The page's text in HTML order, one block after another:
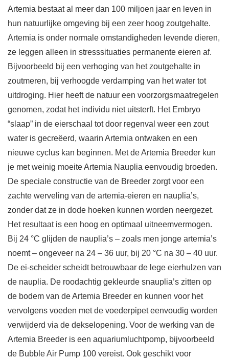
Artemia bestaat al meer dan 100 miljoen jaar en leven in
hun natuurlijke omgeving bij een zeer hoog zoutgehalte.
Artemia is onder normale omstandigheden levende dieren,
ze leggen alleen in stresssituaties permanente eieren af.
Bijvoorbeeld bij een verhoging van het zoutgehalte in
zoutmeren, bij verhoogde verdamping van het water tot
uitdroging. Hier heeft de natuur een voorzorgsmaatregelen
genomen, zodat het individu niet uitsterft. Het Embryo
“slaap” in de eierschaal tot door regenval weer een zout
water is gecreëerd, waarin Artemia ontwaken en een
nieuwe cyclus kan beginnen. Met de Artemia Breeder kun
je met weinig moeite Artemia Nauplia eenvoudig broeden.
De speciale constructie van de Breeder zorgt voor een
zachte werveling van de artemia-eieren en nauplia’s,
zonder dat ze in dode hoeken kunnen worden neergezet.
Het resultaat is een hoog en optimaal uitneemvermogen.
Bij 24 °C glijden de nauplia’s – zoals men jonge artemia’s
noemt – ongeveer na 24 – 36 uur, bij 20 °C na 30 – 40 uur.
De ei-scheider scheidt betrouwbaar de lege eierhulzen van
de nauplia. De roodachtig gekleurde snauplia’s zitten op
de bodem van de Artemia Breeder en kunnen voor het
vervolgens voeden met de voederpipet eenvoudig worden
verwijderd via de dekselopening. Voor de werking van de
Artemia Breeder is een aquariumluchtpomp, bijvoorbeeld
de Bubble Air Pump 100 vereist. Ook geschikt voor